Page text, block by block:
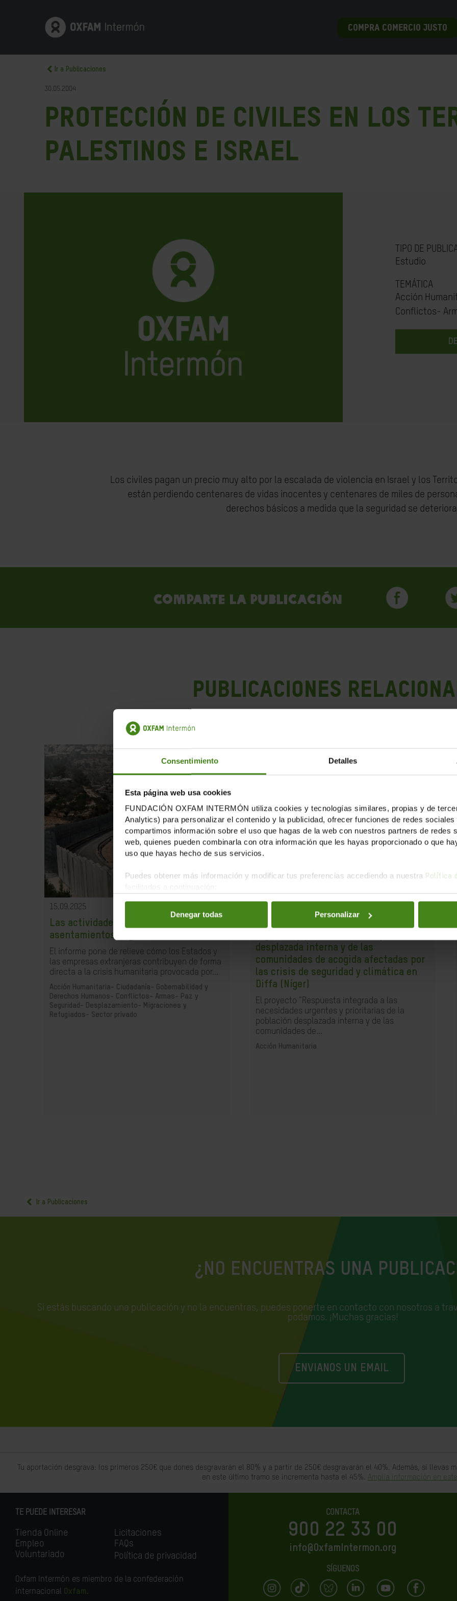
Consentimiento Detalles
Esta página web usa cookies
FUNDACIÓN OXFAM INTERMÓN utiliza cookies y tecnologías similares, propias y de
Analytics) para personalizar el contenido y la publicidad, ofrecer funciones de redes
compartimos información sobre el uso que hagas de la web con nuestros partners de redes
web, quienes pueden combinarla con otra información que les hayas proporcionado o que
uso que hayas hecho de sus servicios.
Puedes obtener más información y modificar tus preferencias accediendo a nuestra Política
Denegar todas Personalizar
COMPRA COMERCIO JUSTO
Ir a Publicaciones
30.05.2004
Protección de civiles en los
Palestinos e Israel
TIPO DE
Estudio
TEMÁTICA
Acción
Conflictos-
Los civiles pagan un precio muy alto por la escalada de violencia en Israel y los
están perdiendo centenares de vidas inocentes y centenares de miles de
derechos básicos a medida que la seguridad se
Comparte la publicación
PUBLICACIONES
15.09.2025
Las actividades comerciales con los
asentamientos ilegales
El informe pone de relieve cómo los Estados y
las empresas extranjeras contribuyen de forma
directa a la crisis humanitaria provocada por...
Acción Humanitaria- Ciudadanía- Gobernabilidad y
Derechos Humanos- Conflictos- Armas- Paz y
Seguridad- Desplazamiento- Migraciones y
Refugiados- Sector privado
desplazada interna y de las
comunidades de acogida afectadas por
las crisis de seguridad y climática en
Diffa (Níger)
El proyecto "Respuesta integrada a las
necesidades urgentes y prioritarias de la
población desplazada interna y de las
comunidades de...
Acción Humanitaria
Ir a Publicaciones
¿NO ENCUENTRAS UNA
Si estás buscando una publicación y no la encuentras, puedes ponerte en contacto con nosotros a
podamos. ¡Muchas gracias!
ENVIANOS UN EMAIL
Tu aportación desgrava: los primeros 250€ que dones desgravarán el 80% y a partir de 250€ desgravarán el 40%. Además, si llevas
en este último tramo se incrementa hasta el 45%. Amplia información en
TE PUEDE INTERESAR
Tienda Online
Empleo
Voluntariado
Licitaciones
FAQs
Política de privacidad
Oxfam Intermón es miembro de la confederación
internacional Oxfam.
CONTACTA
900 22 33 00
info@OxfamIntermon.org
SÍGUENOS